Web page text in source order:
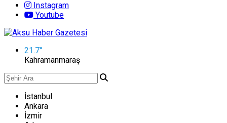
Instagram
Youtube
21.7°
Kahramanmaraş
İstanbul
Ankara
İzmir